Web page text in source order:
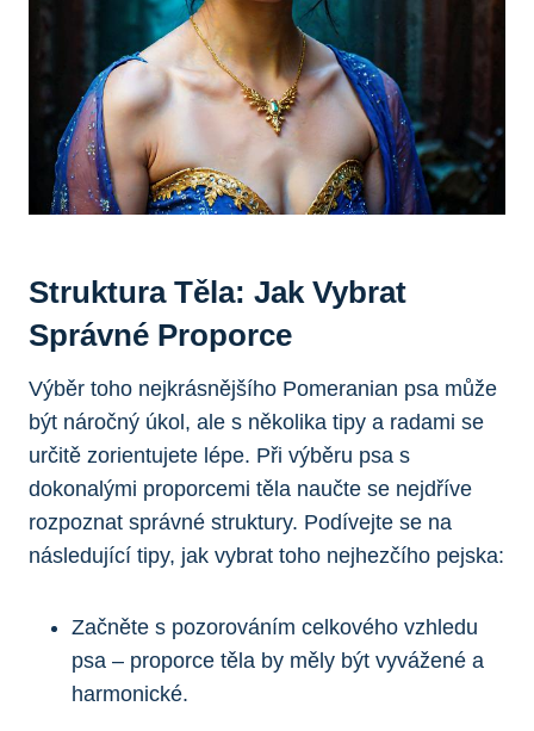
Struktura Těla: Jak ⁢vybrat
Správné Proporce
Výběr toho nejkrásnějšího Pomeranian psa‌ může
být náročný úkol, ale s několika tipy a radami‍ se⁣
určitě ‍zorientujete ‌lépe. Při​ výběru psa s
dokonalými proporcemi ‌těla naučte se nejdříve
rozpoznat správné ⁣struktury. Podívejte se na​
následující tipy, ⁤jak vybrat toho nejhezčího pejska:
Začněte⁢ s pozorováním celkového ⁤vzhledu
psa – proporce těla by měly být ‍vyvážené ⁤a
harmonické.